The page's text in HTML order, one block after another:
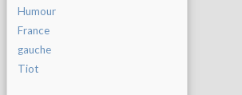
Humour
France
gauche
Tiot